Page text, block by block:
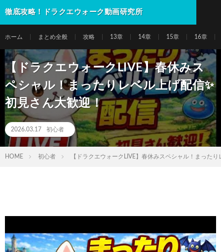
徹底攻略！ドラクエウォーク動画研究所
ホーム まとめ全般 攻略 13章 14章 15章 16章
【ドラクエウォークLIVE】春休みス
ペシャル！まったりレベル上げ配信✨
初見さん大歓迎！
2026.03.17 初心者
HOME 初心者 【ドラクエウォークLIVE】春休みスペシャル！まった